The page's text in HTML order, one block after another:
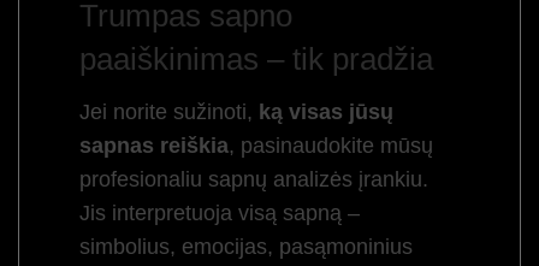
Trumpas sapno
paaiškinimas – tik pradžia
Jei norite sužinoti, ką visas jūsų
sapnas reiškia, pasinaudokite mūsų
profesionaliu sapnų analizės įrankiu.
Jis interpretuoja visą sapną –
simbolius, emocijas, pasąmoninius